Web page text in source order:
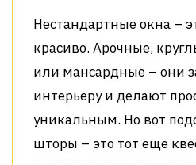
Нестандартные окна –
красиво. Арочные,
или мансардные – они
интерьеру и делают
уникальным. Но вот
шторы – это тот еще